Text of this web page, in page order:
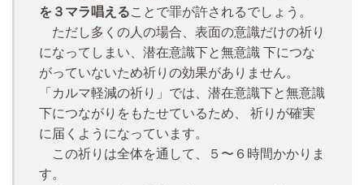
を３マラ唱えることで罪が許されるでしょう。
ただし多くの人の場合、表面の意識だけの祈り
になってしまい、潜在意識下と無意識 下につな
がっていないため祈りの効果がありません。
「カルマ軽減の祈り」では、潜在意識下と無意識
下につながりをもたせているため、 祈りが確実
に届くようになっています。
この祈りは全体を通して、５〜６時間かかりま
す。